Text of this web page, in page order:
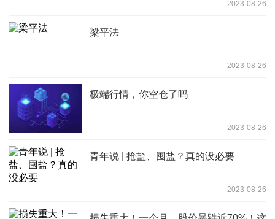
2023-08-26
梁平法
2023-08-26
极端行情，你空仓了吗
2023-08-26
青年说 | 抢盐、囤盐？真的没必要
2023-08-26